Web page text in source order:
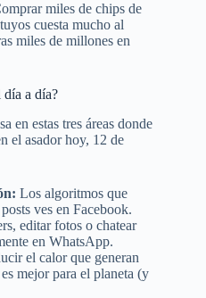
miles de chips de
cuesta mucho al
miles de millones en
día a día?
en estas tres áreas donde
el asador hoy, 12 de
Los algoritmos que
ves en Facebook.
editar fotos o chatear
en WhatsApp.
el calor que generan
mejor para el planeta (y